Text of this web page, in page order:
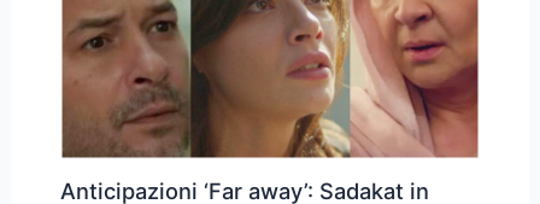
Anticipazioni ‘Far away’: Sadakat in